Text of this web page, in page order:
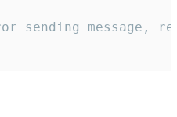
sending message,